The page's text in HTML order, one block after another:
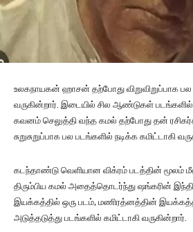
உலகநாயகன் ஹாசன் தற்போது விறுவிறுப்பாக பல
வருகின்றார். இடையில் சில ஆண்டுகள் படங்களில்
கவனம் செலுத்தி வந்த கமல் தற்போது தன்
சுறுசுறுப்பாக பல படங்களில் நடிக்க கமிட்டாகி
கடந்தாண்டு வெளியான விக்ரம் படத்தின் மூலம்
திரும்பிய கமல் அதைத்தொடர்ந்து ஷங்கரின்
இயக்கத்தில் ஒரு படம், மணிரத்னத்தின்
அடுத்தடுத்து படங்களில் கமிட்டாகி வருகின்றார்.